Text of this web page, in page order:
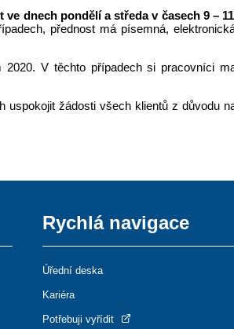
dnech pondělí a středa v časech 9 –
přednost má písemná,
V těchto případech si pracovníci
žádosti všech klientů z důvodu
Rychlá navigace
Úřední deska
Kariéra
Potřebuji vyřídit